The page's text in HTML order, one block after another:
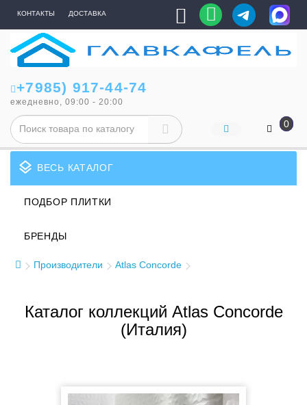
КОНТАКТЫ ДОСТАВКА
+7985) 917-44-74
ежедневно, 09:00 - 20:00
0
layers ВЕСЬ КАТАЛОГ
ПОДБОР ПЛИТКИ
БРЕНДЫ
Производители Atlas Concorde
Каталог коллекций Atlas Concorde
(Италия)